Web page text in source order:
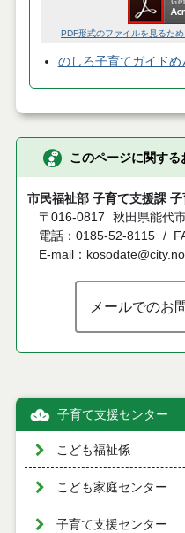
PDF形式のファイルを見るた
のしろ子育てガイドめ
このページに関する
市民福祉部 子育て支援課
〒016-0817
秋田県能代
電話：0185-52-8115
E-mail：
メールでのお
子育て支援センター
こども福祉係
こども家庭センター
子育て支援センター